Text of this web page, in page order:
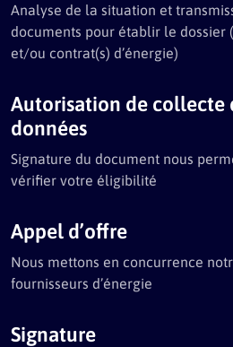
Analyse de la situation et
documents pour établir le dossier
et/ou contrat(s) d’énergie)
Autorisation de collecte
données
Signature du document nous
vérifier votre éligibilité
Appel d’offre
Nous mettons en concurrence
fournisseurs d’énergie
Signature